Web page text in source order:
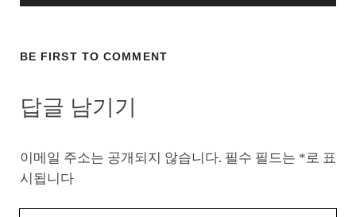
BE FIRST TO COMMENT
답글 남기기
이메일 주소는 공개되지 않습니다. 필수 필드는 * 로 표
시됩니다